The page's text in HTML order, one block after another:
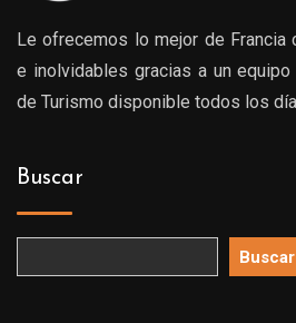
Le ofrecemos lo mejor de Francia
e inolvidables gracias a un
de Turismo disponible todos los
Buscar
Buscar